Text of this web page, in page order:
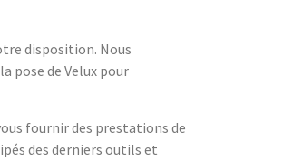
disposition. Nous
pose de Velux pour
fournir des prestations de
des derniers outils et